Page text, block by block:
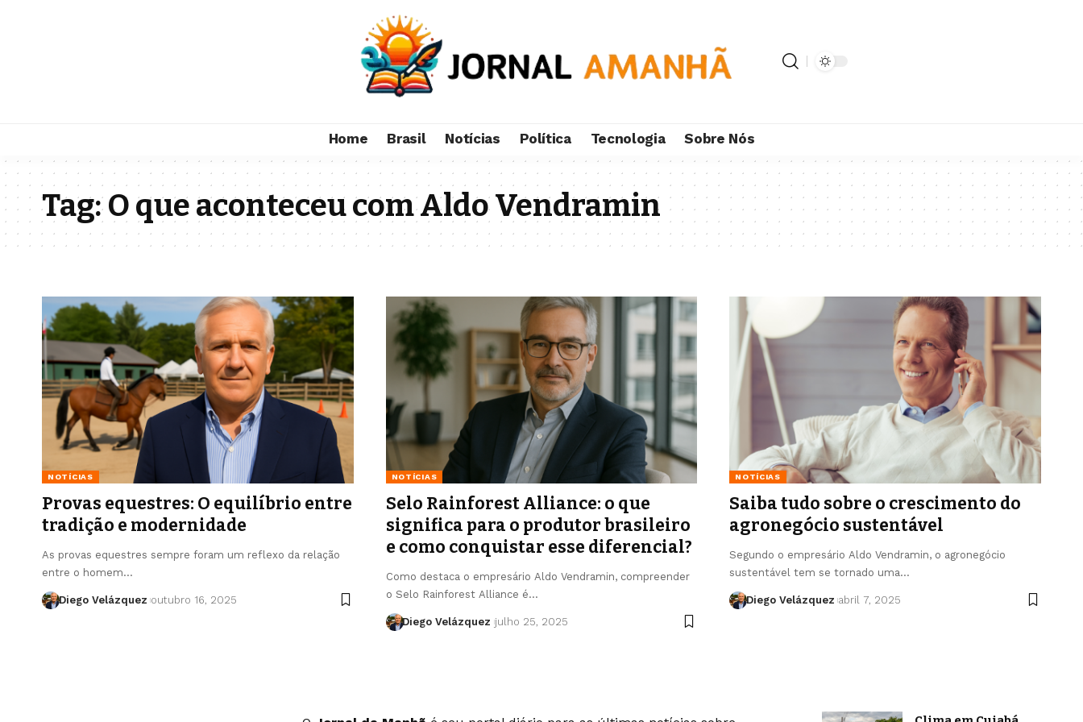
Home Brasil Notícias Política Tecnologia Sobre Nós
Tag:O que aconteceu com Aldo Vendramin
NOTÍCIAS
Provas equestres: O equilíbrio entre
tradição e modernidade
As provas equestres sempre foram um reflexo da relação
entre o homem…
Diego Velázquez outubro 16, 2025
NOTÍCIAS
Selo Rainforest Alliance: o que
significa para o produtor brasileiro
e como conquistar esse diferencial?
Como destaca o empresário Aldo Vendramin, compreender
o Selo Rainforest Alliance é…
Diego Velázquez julho 25, 2025
NOTÍCIAS
Saiba tudo sobre o crescimento do
agronegócio sustentável
Segundo o empresário Aldo Vendramin, o agronegócio
sustentável tem se tornado uma…
Diego Velázquez abril 7, 2025